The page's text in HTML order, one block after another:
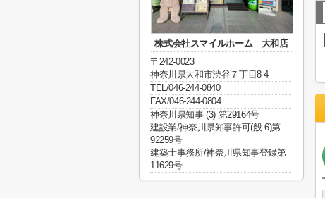
株式会社スマイルホーム 大和店
〒242-0023
神奈川県大和市渋谷７丁目8-4
TEL/046-244-0840
FAX/046-244-0804
神奈川県知事 (3) 第29164号
建設業/神奈川県知事許可(般-6)第
92259号
建築士事務所/神奈川県知事登録第
11629号